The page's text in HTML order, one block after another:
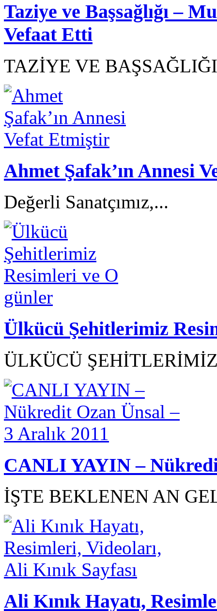
Taziye ve Başsağlığı –
Vefaat Etti
TAZİYE VE
Ahmet Şafak’ın Annesi
Değerli Sanatçımız,...
Ülkücü Şehitlerimiz
ÜLKÜCÜ
CANLI YAYIN –
İŞTE BEKLENEN AN
Ali Kınık Hayatı,